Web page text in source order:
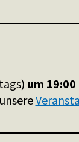
um 19:00